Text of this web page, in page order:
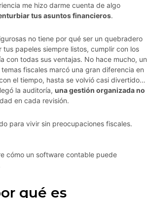
me hizo darme cuenta de algo
tus asuntos financieros.
no tiene por qué ser un quebradero
papeles siempre listos, cumplir con los
con todas sus ventajas. No hace mucho, un
fiscales marcó una gran diferencia en
el tiempo, hasta se volvió casi divertido…
la auditoría, una gestión organizada no
en cada revisión.
para vivir sin preocupaciones fiscales.
cómo un software contable puede
qué es